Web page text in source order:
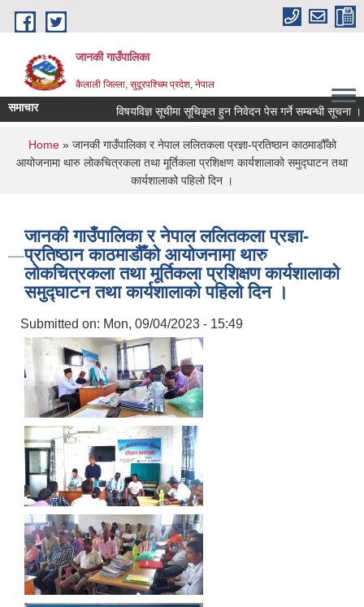
Skip to main content
जानकी गाउँपालिका
कैलाली जिल्ला, सुदूरपश्चिम प्रदेश, नेपाल
समाचार विषयविज्ञ सूचीमा सूचिकृत हुन निवेदन पेस गर्ने सम्बन्धी सूचना ।
You are here
Home» जानकी गाउँपालिका र नेपाल ललितकला प्रज्ञा-प्रतिष्ठान काठमाडौँको
आयोजनामा थारु लोकचित्रकला तथा मूर्तिकला प्रशिक्षण कार्यशालाको समुद्घाटन तथा
कार्यशालाको पहिलो दिन ।
जानकी गाउँपालिका र नेपाल ललितकला प्रज्ञा-
प्रतिष्ठान काठमाडौँको आयोजनामा थारु
लोकचित्रकला तथा मूर्तिकला प्रशिक्षण कार्यशालाको
समुद्घाटन तथा कार्यशालाको पहिलो दिन ।
Submitted on: Mon, 09/04/2023 - 15:49